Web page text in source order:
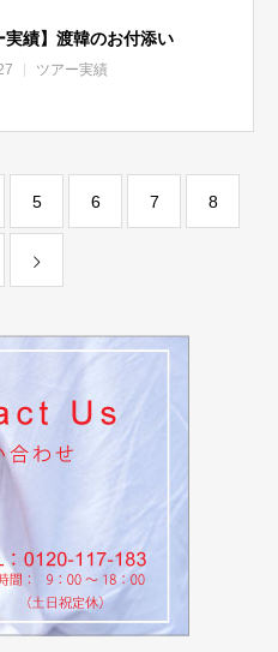
実績】渡韓のお付添い
ツアー実績
5 6 7 8